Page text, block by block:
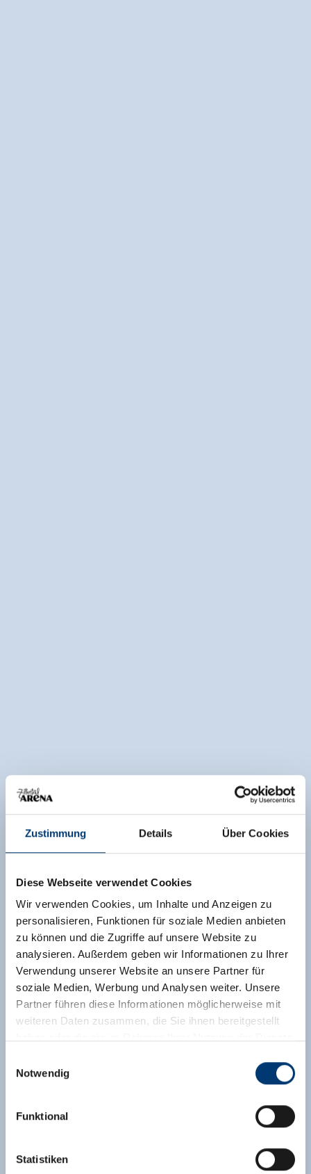
Zustimmung Details Über Cookies
Diese Webseite verwendet Cookies
Wir verwenden Cookies, um Inhalte und Anzeigen zu
personalisieren, Funktionen für soziale Medien anbieten
zu können und die Zugriffe auf unsere Website zu
analysieren. Außerdem geben wir Informationen zu Ihrer
Verwendung unserer Website an unsere Partner für
soziale Medien, Werbung und Analysen weiter. Unsere
Partner führen diese Informationen möglicherweise mit
weiteren Daten zusammen, die Sie ihnen bereitgestellt
Rohr 23// A-6280 Zell am Ziller
www.zillertalarena.com
Notwendig
Funktional
Statistiken